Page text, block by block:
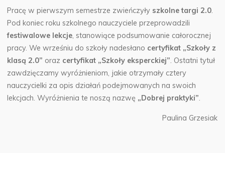
Pracę w pierwszym semestrze zwieńczyły szkolne targi 2.0.
Pod koniec roku szkolnego nauczyciele przeprowadzili
festiwalowe lekcje, stanowiące podsumowanie całorocznej
pracy. We wrześniu do szkoły nadesłano certyfikat „Szkoły z
klasą 2.0” oraz certyfikat „Szkoły eksperckiej”. Ostatni tytuł
zawdzięczamy wyróżnieniom, jakie otrzymały cztery
nauczycielki za opis działań podejmowanych na swoich
lekcjach. Wyróżnienia te noszą nazwę „Dobrej praktyki”.
Paulina Grzesiak